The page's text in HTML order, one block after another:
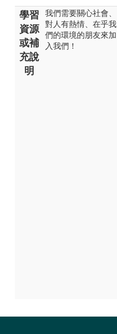
學習
資源
或補
充說
明
我們需要關心社會、
對人有熱情、在乎我
們的環境的朋友來加
入我們！